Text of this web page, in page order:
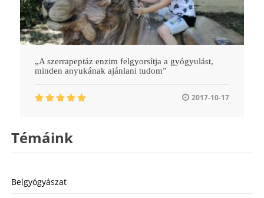
„A szerrapeptáz enzim felgyorsítja a gyógyulást,
minden anyukának ajánlani tudom”
2017-10-17
Témáink
Belgyógyászat